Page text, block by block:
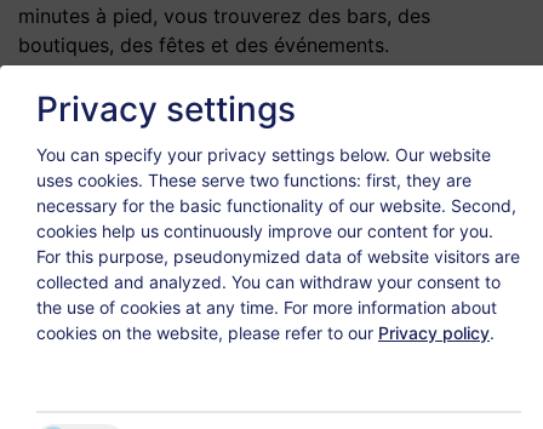
minutes à pied, vous trouverez des bars, des
boutiques, des fêtes et des événements.
Privacy settings
You can specify your privacy settings below. Our website
uses cookies. These serve two functions: first, they are
necessary for the basic functionality of our website. Second,
cookies help us continuously improve our content for you.
For this purpose, pseudonymized data of website visitors are
collected and analyzed. You can withdraw your consent to
the use of cookies at any time. For more information about
cookies on the website, please refer to our Privacy policy.